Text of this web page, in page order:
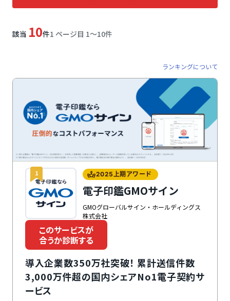
該当 10件1 ページ目 1〜10件
ランキングについて
1 2025上期アワード
電子印鑑GMOサイン
GMOグローバルサイン・ホールディングス
株式会社
このサービスが
合うか診断する
導入企業数350万社突破！ 累計送信件数
3,000万件超の国内シェアNo1電子契約サ
ービス